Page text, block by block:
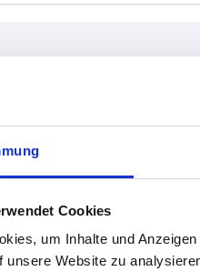
Cookies
um Inhalte und
unsere Website zu
in regelmäßigen Abständen
Ihrer Bestellung erfahren Sie